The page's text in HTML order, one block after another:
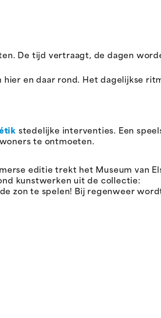
De tijd vertraagt, de dagen
en daar rond. Het dagelijkse
stedelijke interventies. Een
te ontmoeten.
editie trekt het Museum van
kunstwerken uit de collectie:
zon te spelen! Bij regenweer